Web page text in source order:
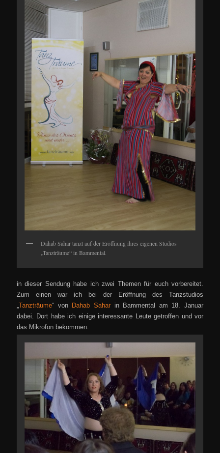
Dahab Sahar tanzt auf der Eröffnung ihres eigenen Studios
„Tanzträume“ in Bammental.
in dieser Sendung habe ich zwei Themen für euch vorbereitet.
Zum einen war ich bei der Eröffnung des Tanzstudios
„Tanzträume“ von Dahab Saharin Bammental am 18. Januar
dabei. Dort habe ich einige interessante Leute getroffen und vor
das Mikrofon bekommen.